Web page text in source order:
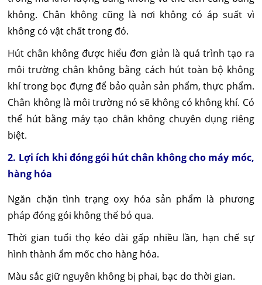
không. Chân không cũng là nơi không có áp suất vì
không có vật chất trong đó.
Hút chân không được hiểu đơn giản là quá trình tạo ra
môi trường chân không bằng cách hút toàn bộ không
khí trong bọc đựng để bảo quản sản phẩm, thực phẩm.
Chân không là môi trường nó sẽ không có không khí. Có
thể hút bằng máy tạo chân không chuyên dụng riêng
biệt.
2. Lợi ích khi đóng gói hút chân không cho máy móc,
hàng hóa
Ngăn chặn tình trạng oxy hóa sản phẩm là phương
pháp đóng gói không thể bỏ qua.
Thời gian tuổi thọ kéo dài gấp nhiều lần, hạn chế sự
hình thành ẩm mốc cho hàng hóa.
Màu sắc giữ nguyên không bị phai, bạc do thời gian.